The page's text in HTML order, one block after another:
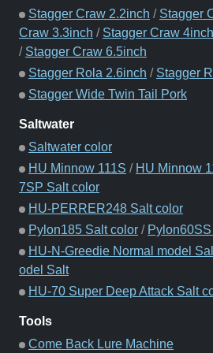
Stagger Craw 2.2inch / Stagger
Craw 3.3inch / Stagger Craw 4inch
/ Stagger Craw 6.5inch
Stagger Rola 2.6inch / Stagger
Stagger Wide Twin Tail Pork
Saltwater
Saltwater color
HU Minnow 111S / HU Minnow
7SP Salt color
HU-PERRER248 Salt color
Pylon185 Salt color /
HU-N-Greedie Normal model
odel Salt
HU-70 Super Deep Attack Salt
Tools
Come Back Lure Machine